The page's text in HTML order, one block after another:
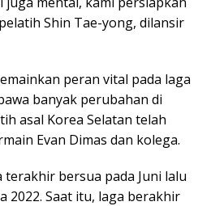
Shin Tae-yong, dilansir
peran vital pada laga
banyak perubahan di
asal Korea Selatan telah
Evan Dimas dan kolega.
terakhir bersua pada Juni lalu
2022. Saat itu, laga berakhir